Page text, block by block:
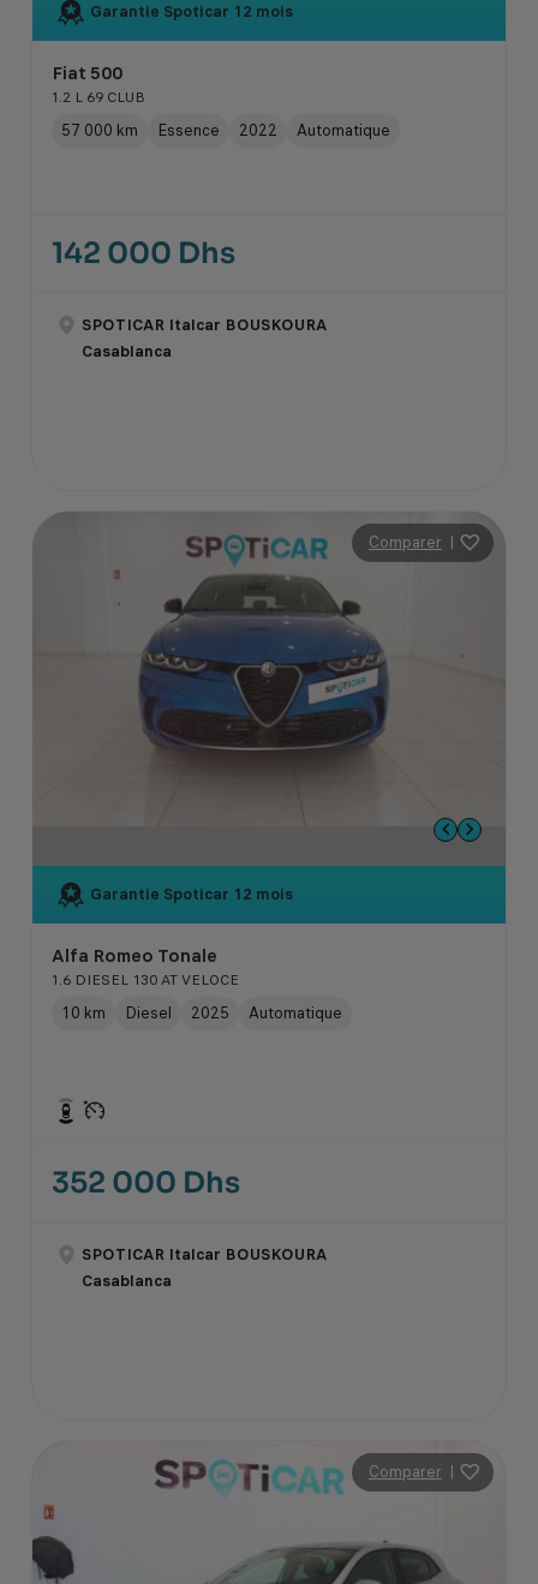
Garantie Spoticar 12 mois
Fiat 500
1.2 L 69 CLUB
57 000 km Essence 2022 Automatique
142 000 Dhs
SPOTICAR Italcar BOUSKOURA
Casablanca
Comparer |
Garantie Spoticar 12 mois
Alfa Romeo Tonale
1.6 DIESEL 130 AT VELOCE
10 km Diesel 2025 Automatique
352 000 Dhs
SPOTICAR Italcar BOUSKOURA
Casablanca
Comparer |